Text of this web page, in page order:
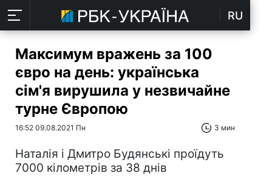
RU
Максимум вражень за 100
євро на день: українська
сім'я вирушила у незвичайне
турне Європою
16:52 09.08.2021 Пн 3 мин
Наталія і Дмитро Будянські проїдуть
7000 кілометрів за 38 днів